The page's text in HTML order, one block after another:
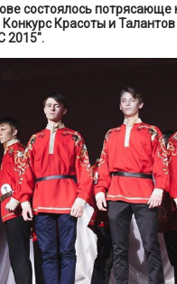
состоялось потрясающе
Красоты и
2015".